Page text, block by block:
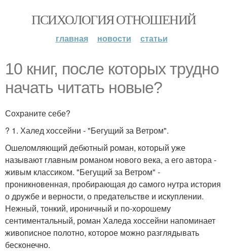
ПСИХОЛОГИЯ ОТНОШЕНИЙ
главная новости статьи
10 книг, после которых трудно
начать читать новые?
Сохраните себе?
? 1. Халед хоссейни - "Бегущий за Ветром".
Ошеломляющий дебютный роман, который уже
называют главным романом нового века, а его автора -
живым классиком. "Бегущий за Ветром" -
проникновенная, пробирающая до самого нутра история
о дружбе и верности, о предательстве и искуплении.
Нежный, тонкий, ироничный и по-хорошему
сентиментальный, роман Халеда хоссейни напоминает
живописное полотно, которое можно разглядывать
бесконечно.